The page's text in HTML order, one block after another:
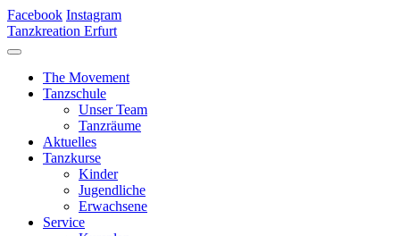
Facebook Instagram
Tanzkreation Erfurt
The Movement
Tanzschule
Unser Team
Tanzräume
Aktuelles
Tanzkurse
Kinder
Jugendliche
Erwachsene
Service